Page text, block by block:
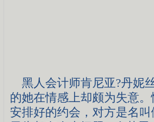
黑人会计师肯尼亚?丹妮
的她在情感上却颇为失意
安排好的约会，对方是名